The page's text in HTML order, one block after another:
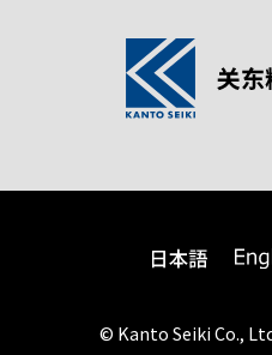
© Kanto Seiki Co.,